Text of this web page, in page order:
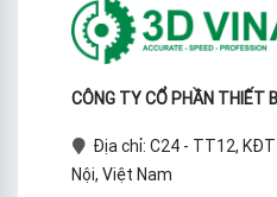
CÔNG TY CỔ PHẦN THIẾT
Địa chỉ: C24 - TT12,
Nội, Việt Nam